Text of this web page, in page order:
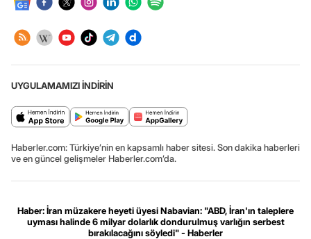
UYGULAMAMIZI İNDİRİN
Haberler.com: Türkiye’nin en kapsamlı haber sitesi. Son dakika haberleri
ve en güncel gelişmeler Haberler.com’da.
Haber: İran müzakere heyeti üyesi Nabavian: "ABD, İran'ın taleplere
uyması halinde 6 milyar dolarlık dondurulmuş varlığın serbest
bırakılacağını söyledi" - Haberler